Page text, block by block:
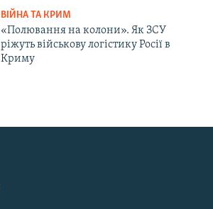
ВІЙНА ТА КРИМ
«Полювання на колони». Як ЗСУ
ріжуть військову логістику Росії в
Криму